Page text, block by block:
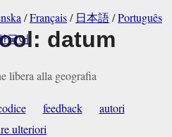
/Français/ 日本語/Português
국어 datum
libera alla geografia
feedback
autori
ulteriori